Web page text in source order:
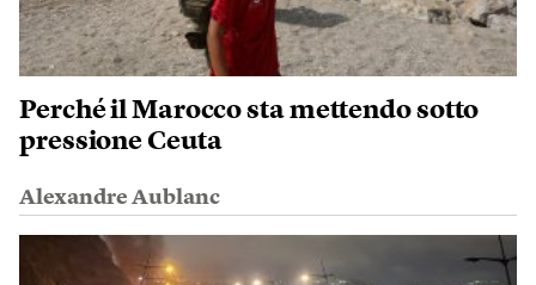
Perché il Marocco sta mettendo sotto
pressione Ceuta
Alexandre Aublanc